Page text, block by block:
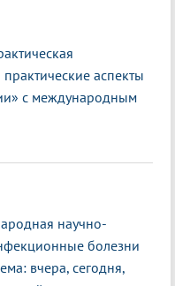
аспекты
с международным
научно-
болезни
вчера, сегодня,